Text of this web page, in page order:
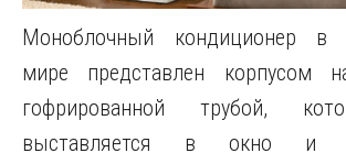
Моноблочный кондиционер в
мире представлен корпусом
гофрированной трубой,
выставляется в окно и